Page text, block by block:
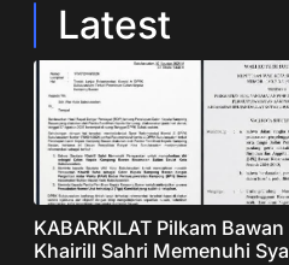
Latest
KABARKILAT Pilkam
Khairill Sahri Memenuhi